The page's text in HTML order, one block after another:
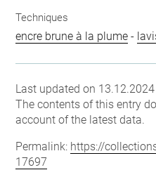
Techniques
encre brune à la plume -
Last updated on 13.12.2024
The contents of this entry
account of the latest data.
Permalink: https://
17697